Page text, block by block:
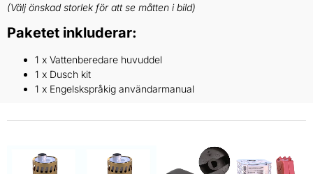
(Välj önskad storlek för att se måtten i bild)
Paketet inkluderar:
1 x Vattenberedare huvuddel
1 x Dusch kit
1 x Engelskspråkig användarmanual